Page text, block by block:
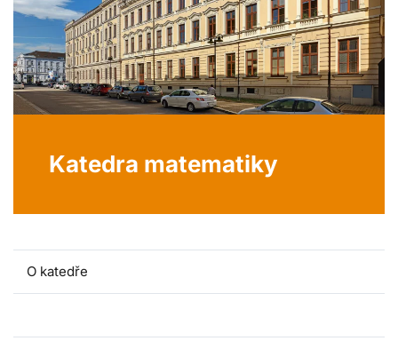
Katedra matematiky
O katedře